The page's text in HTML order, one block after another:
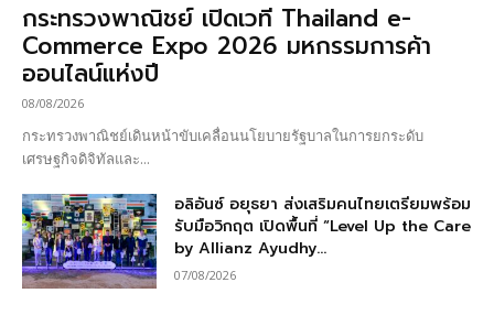
กระทรวงพาณิชย์ เปิดเวที Thailand e-
Commerce Expo 2026 มหกรรมการค้า
ออนไลน์แห่งปี
08/08/2026
กระทรวงพาณิชย์เดินหน้าขับเคลื่อนนโยบายรัฐบาลในการยกระดับ
เศรษฐกิจดิจิทัลและ...
อลิอันซ์ อยุธยา ส่งเสริมคนไทยเตรียมพร้อม
รับมือวิกฤต เปิดพื้นที่ “Level Up the Care
by Allianz Ayudhy...
07/08/2026